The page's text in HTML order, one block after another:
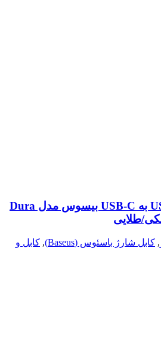
کابل شارژ سریع USB-C به USB-C بیسوس مدل Dura
, کابل شارژ باسئوس (Baseus) , کابل و